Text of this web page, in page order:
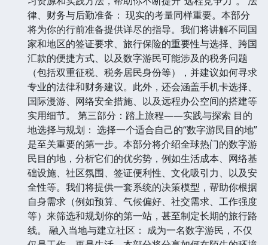
律、财务与后勤准备： 现实的考量同样重要。本部分
将为你的行前准备提供详尽的指导。我们将讲解不同国
家和地区的签证要求、旅行保险的重要性与选择、跨国
汇款的便捷方式、以及数字游民可能涉及的税务问题
（包括双重征税、税务居民身份等），并建议如何寻求
专业的法律和财务建议。此外，还会涵盖手机卡选择、
国际漫游、网络安全措施、以及远程办公空间的搭建等
实用细节。 第三部分：踏上旅程——实践与探索 目的
地选择与规划： 选择一个适合自己的“数字游民目的地”
是至关重要的第一步。本部分将介绍全球热门的数字游
民目的地，分析它们的优劣势，例如生活成本、网络基
础设施、社区氛围、签证便利性、文化吸引力、以及安
全性等。我们将提供一套系统的决策模型，帮助你根据
自身需求（例如预算、气候偏好、社交需求、工作强度
等）来筛选和规划你的第一站，甚至制定长期的旅行路
线。 融入当地与建立社区： 成为一名数字游民，不仅